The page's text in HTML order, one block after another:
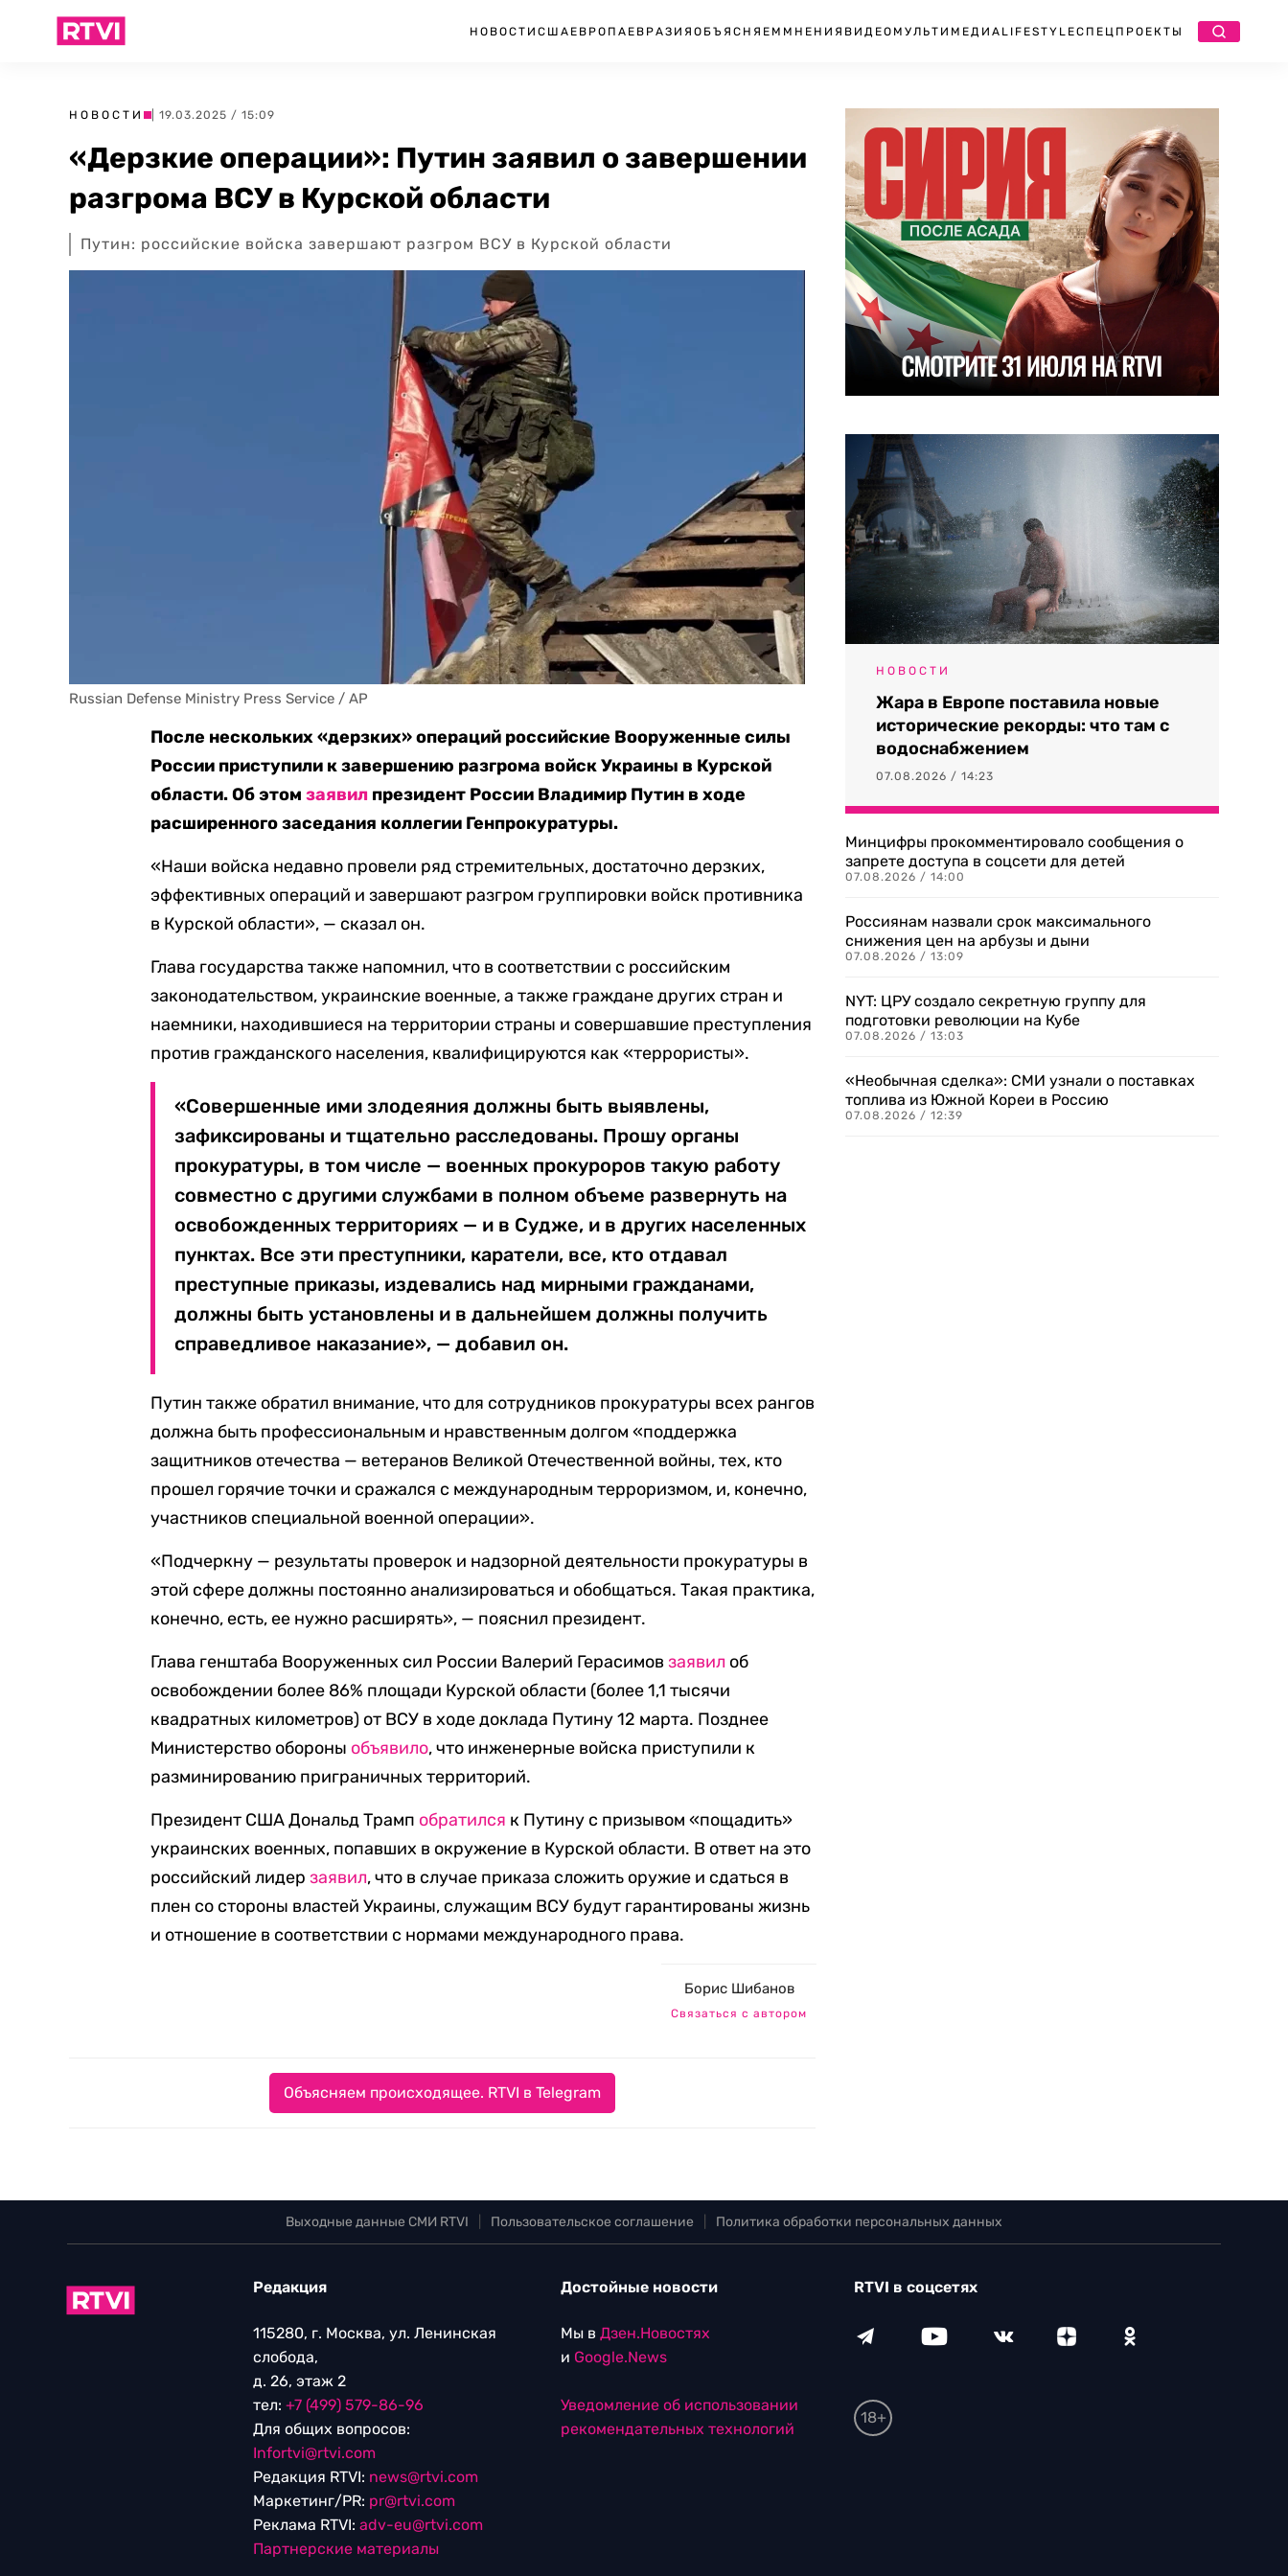
НОВОСТИ США ЕВРОПА ЕВРАЗИЯ ОБЪЯСНЯЕМ МНЕНИЯ ВИДЕО МУЛЬТИМЕДИА LIFESTYLEСПЕЦПРОЕКТЫ
НОВОСТИ | 19.03.2025 / 15:09
«Дерзкие операции»: Путин заявил о завершении
разгрома ВСУ в Курской области
Путин: российские войска завершают разгром ВСУ в Курской области
Russian Defense Ministry Press Service / AP
После нескольких «дерзких» операций российские Вооруженные силы
России приступили к завершению разгрома войск Украины в Курской
области. Об этомзаявил президент России Владимир Путин в ходе
расширенного заседания коллегии Генпрокуратуры.
«Наши войска недавно провели ряд стремительных, достаточно дерзких,
эффективных операций и завершают разгром группировки войск противника
в Курской области», — сказал он.
Глава государства также напомнил, что в соответствии с российским
законодательством, украинские военные, а также граждане других стран и
наемники, находившиеся на территории страны и совершавшие преступления
против гражданского населения, квалифицируются как «террористы».
«Совершенные ими злодеяния должны быть выявлены,
зафиксированы и тщательно расследованы. Прошу органы
прокуратуры, в том числе — военных прокуроров такую работу
совместно с другими службами в полном объеме развернуть на
освобожденных территориях — и в Судже, и в других населенных
пунктах. Все эти преступники, каратели, все, кто отдавал
преступные приказы, издевались над мирными гражданами,
должны быть установлены и в дальнейшем должны получить
справедливое наказание», — добавил он.
Путин также обратил внимание, что для сотрудников прокуратуры всех рангов
должна быть профессиональным и нравственным долгом «поддержка
защитников отечества — ветеранов Великой Отечественной войны, тех, кто
прошел горячие точки и сражался с международным терроризмом, и, конечно,
участников специальной военной операции».
«Подчеркну — результаты проверок и надзорной деятельности прокуратуры в
этой сфере должны постоянно анализироваться и обобщаться. Такая практика,
конечно, есть, ее нужно расширять», — пояснил президент.
Глава генштаба Вооруженных сил России Валерий Герасимовзаявил об
освобождении более 86% площади Курской области (более 1,1 тысячи
квадратных километров) от ВСУ в ходе доклада Путину 12 марта. Позднее
Министерство обороны объявило, что инженерные войска приступили к
разминированию приграничных территорий.
Президент США Дональд Трамп обратился к Путину с призывом «пощадить»
украинских военных, попавших в окружение в Курской области. В ответ на это
российский лидерзаявил, что в случае приказа сложить оружие и сдаться в
плен со стороны властей Украины, служащим ВСУ будут гарантированы жизнь
и отношение в соответствии с нормами международного права.
Борис Шибанов
Связаться с автором
Объясняем происходящее. RTVI в Telegram
НОВОСТИ
Жара в Европе поставила новые
исторические рекорды: что там с
водоснабжением
07.08.2026 / 14:23
Минцифры прокомментировало сообщения о
запрете доступа в соцсети для детей
07.08.2026 / 14:00
Россиянам назвали срок максимального
снижения цен на арбузы и дыни
07.08.2026 / 13:09
NYT: ЦРУ создало секретную группу для
подготовки революции на Кубе
07.08.2026 / 13:03
«Необычная сделка»: СМИ узнали о поставках
топлива из Южной Кореи в Россию
07.08.2026 / 12:39
Выходные данные СМИ RTVI Пользовательское соглашение Политика обработки персональных данных
Редакция
115280, г. Москва, ул. Ленинская
слобода,
д. 26, этаж 2
тел: +7 (499) 579-86-96
Для общих вопросов:
Infortvi@rtvi.com
Редакция RTVI: news@rtvi.com
Маркетинг/PR: pr@rtvi.com
Реклама RTVI: adv-eu@rtvi.com
Партнерские материалы
Достойные новости
Мы в Дзен.Новостях
и Google.News
Уведомление об использовании
рекомендательных технологий
RTVI в соцсетях
18+